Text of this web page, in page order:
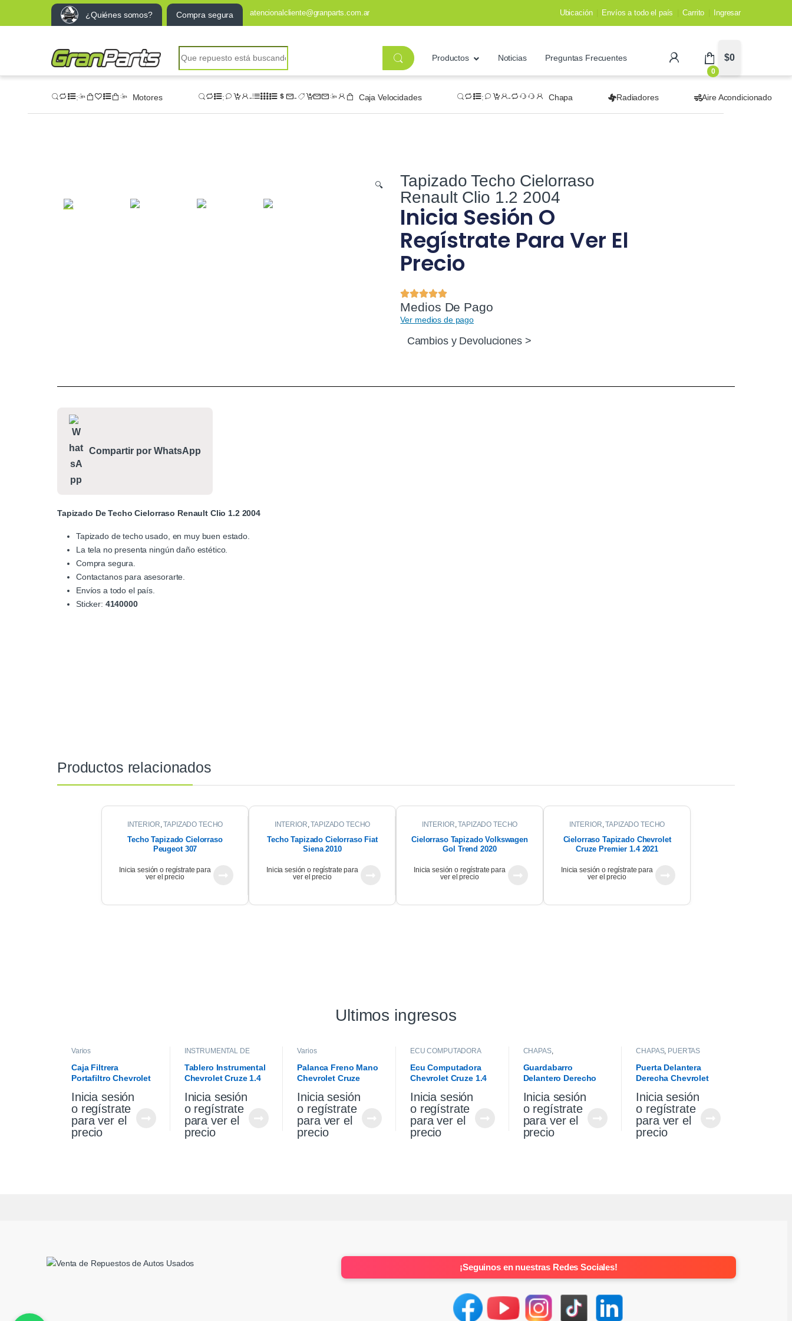
¿Quiénes somos? Compra segura atencionalcliente@granparts.com.ar Ubicación Envíos a todo el país Carrito Ingresar
Productos Noticias Preguntas Frecuentes
0
$0
Motores Caja Velocidades Chapa Radiadores Aire Acondicionado
🔍
Tapizado Techo Cielorraso
Renault Clio 1.2 2004
Inicia Sesión O
Regístrate Para Ver El
Precio
Medios De Pago
Ver medios de pago
Cambios y Devoluciones >
Compartir por WhatsApp
Tapizado De Techo Cielorraso Renault Clio 1.2 2004
Tapizado de techo usado, en muy buen estado.
La tela no presenta ningún daño estético.
Compra segura.
Contactanos para asesorarte.
Envíos a todo el país.
Sticker: 4140000
Productos relacionados
INTERIOR ,TAPIZADO TECHO
Techo Tapizado Cielorraso
Peugeot 307
Inicia sesión o regístrate para
ver el precio
INTERIOR ,TAPIZADO TECHO
Techo Tapizado Cielorraso Fiat
Siena 2010
Inicia sesión o regístrate para
ver el precio
INTERIOR ,TAPIZADO TECHO
Cielorraso Tapizado Volkswagen
Gol Trend 2020
Inicia sesión o regístrate para
ver el precio
INTERIOR ,TAPIZADO TECHO
Cielorraso Tapizado Chevrolet
Cruze Premier 1.4 2021
Inicia sesión o regístrate para
ver el precio
Ultimos ingresos
Varios
Caja Filtrera
Portafiltro Chevrolet
19/21
Inicia sesión
o regístrate
para ver el
precio
INSTRUMENTAL DE
Tablero Instrumental
Chevrolet Cruze 1.4
Inicia sesión
o regístrate
para ver el
precio
Varios
Palanca Freno Mano
Chevrolet Cruze
Inicia sesión
o regístrate
para ver el
precio
ECU COMPUTADORA
Ecu Computadora
Chevrolet Cruze 1.4
2021
Inicia sesión
o regístrate
para ver el
precio
CHAPAS,
Guardabarro
Delantero Derecho
Inicia sesión
o regístrate
para ver el
precio
CHAPAS, PUERTAS
Puerta Delantera
Derecha Chevrolet
Inicia sesión
o regístrate
para ver el
precio
¡Seguinos en nuestras Redes Sociales!